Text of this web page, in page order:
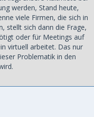
werden, Stand heute,
viele Firmen, die sich in
stellt sich dann die Frage,
oder für Meetings auf
virtuell arbeitet. Das nur
Problematik in den